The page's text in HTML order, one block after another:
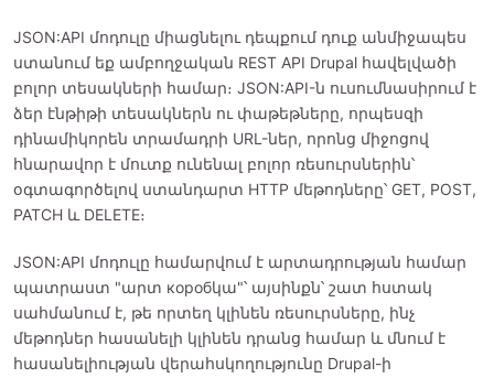
JSON:API մոդուլը միացնելու դեպքում դուք անմիջապես
ստանում եք ամբողջական REST API Drupal հավելվածի
բոլոր տեսակների համար։ JSON:API-ն ուսումնասիրում է
ձեր էնթիթի տեսակներն ու փաթեթները, որպեսզի
դինամիկորեն տրամադրի URL-ներ, որոնց միջոցով
հնարավոր է մուտք ունենալ բոլոր ռեսուրսներին՝
օգտագործելով ստանդարտ HTTP մեթոդները՝ GET, POST,
PATCH և DELETE։
JSON:API մոդուլը համարվում է արտադրության համար
պատրաստ "արտ коробկա"՝ այսինքն՝ շատ հստակ
սահմանում է, թե որտեղ կլինեն ռեսուրսները, ինչ
մեթոդներ հասանելի կլինեն դրանց համար և մնում է
հասանելիության վերահսկողությունը Drupal-ի